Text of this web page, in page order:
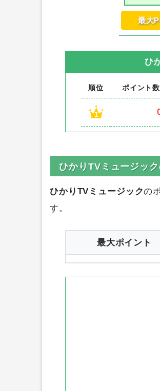
最大
ひ
順位 ポイント数
1
ひかりTVミュージック の